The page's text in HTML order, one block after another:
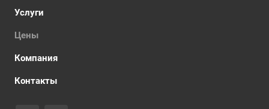
Услуги
Цены
Компания
Контакты